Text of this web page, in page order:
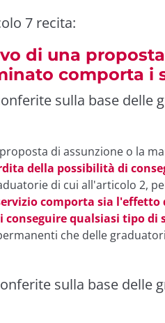
7 recita:
di una
comporta i
sulla base delle
di assunzione o la
della possibilità di
di cui all'articolo 2,
comporta sia
qualsiasi tipo di
che delle
sulla base delle